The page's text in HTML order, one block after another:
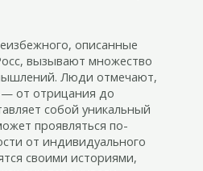
описанные
вызывают множество
Люди отмечают,
от отрицания до
собой уникальный
проявляться по-
от индивидуального
своими историями,